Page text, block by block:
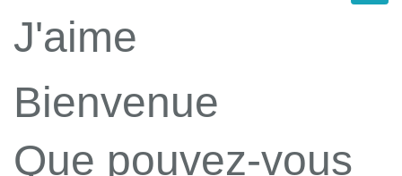
J'aime
Bienvenue
Que pouvez-vous